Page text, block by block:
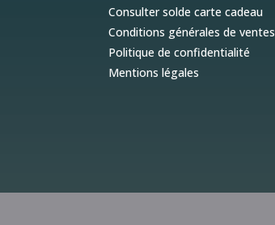
Consulter solde carte cadeau
Conditions générales de ventes
Politique de confidentialité
Mentions légales